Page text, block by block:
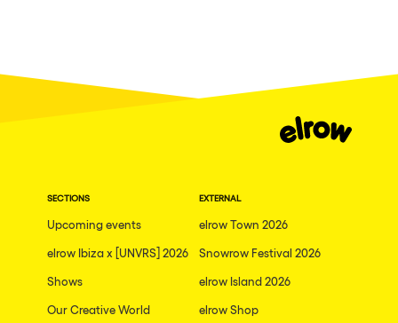
SECTIONS
Upcoming events
elrow Ibiza x [UNVRS] 2026
Shows
Our Creative World
EXTERNAL
elrow Town 2026
Snowrow Festival 2026
elrow Island 2026
elrow Shop